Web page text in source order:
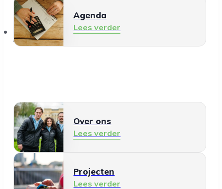
Agenda
Lees verder
Over ons
Over ons
Lees verder
Projecten
Lees verder